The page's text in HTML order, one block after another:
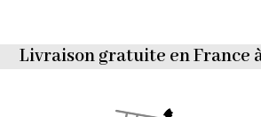
Livraison gratuite en France